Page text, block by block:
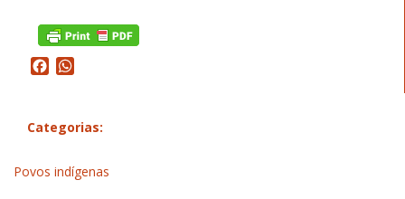
Facebook
Categorias:
Povos indígenas